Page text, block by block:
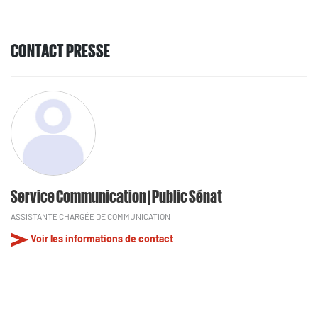
CONTACT PRESSE
Service Communication | Public Sénat
ASSISTANTE CHARGÉE DE COMMUNICATION
Voir les informations de contact